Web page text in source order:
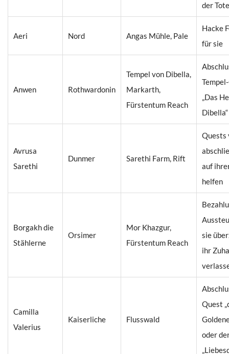
der
Aeri Nord Angas Mühle, Pale
Hacke
für sie
Anwen Rothwardonin
Tempel von Dibella,
Markarth,
Fürstentum Reach
„Das
Dibella“
Avrusa
Sarethi
Dunmer Sarethi Farm, Rift
Quests
auf
helfen
Borgakh die
Stählerne
Orsimer
Mor Khazgur,
Fürstentum Reach
sie
ihr
Camilla
Valerius
Kaiserliche Flusswald
Quest
oder